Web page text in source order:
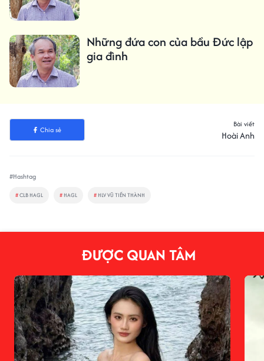
Những đứa con của bầu Đức lập
gia đình
Chia sẻ
Bài viết
Hoài Anh
#Hashtag
#CLB HAGL # HAGL # HLV VŨ TIẾN THÀNH
ĐƯỢC QUAN TÂM